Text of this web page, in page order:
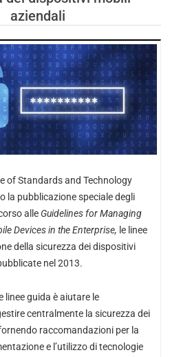
aziendali
of Standards and Technology
la pubblicazione speciale degli
alle Guidelines for Managing
Devices in the Enterprise, le linee
della sicurezza dei dispositivi
nel 2013.
linee guida è aiutare le
centralmente la sicurezza dei
raccomandazioni per la
e l’utilizzo di tecnologie